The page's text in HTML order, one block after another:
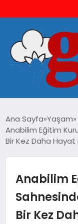
GÜNCEL
SAĞLIK
Ana Sayfa Yaşam
Anabilim Eğitim
Bir Kez Daha Hayat
Anabilim
Bir Kez